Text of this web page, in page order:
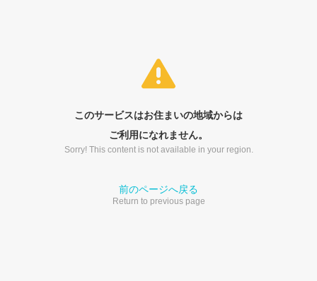
このサービスはお住まいの地域からは
ご利用になれません。
Sorry! This content is not available in your region.
前のページへ戻る
Return to previous page